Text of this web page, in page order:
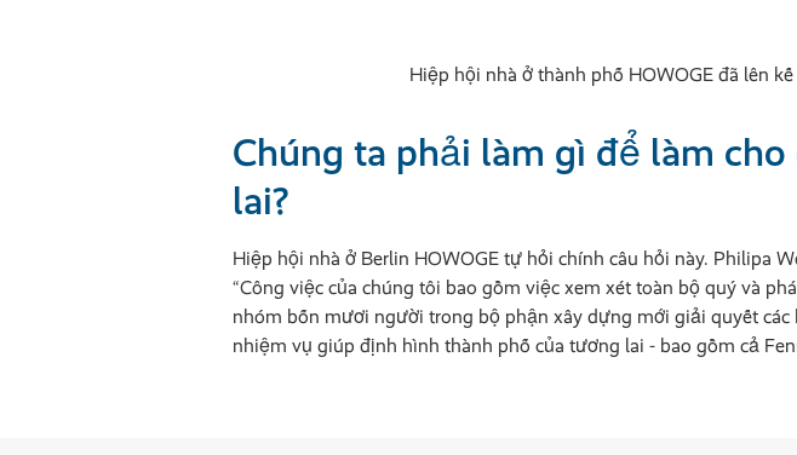
Hiệp hội nhà ở thành phố HOWOGE đã lên
Chúng ta phải làm gì để làm
lai?
Hiệp hội nhà ở Berlin HOWOGE tự hỏi chính câu hỏi này. Philipa
“Công việc của chúng tôi bao gồm việc xem xét toàn bộ quý và
nhóm bốn mươi người trong bộ phận xây dựng mới giải quyết
nhiệm vụ giúp định hình thành phố của tương lai - bao gồm cả